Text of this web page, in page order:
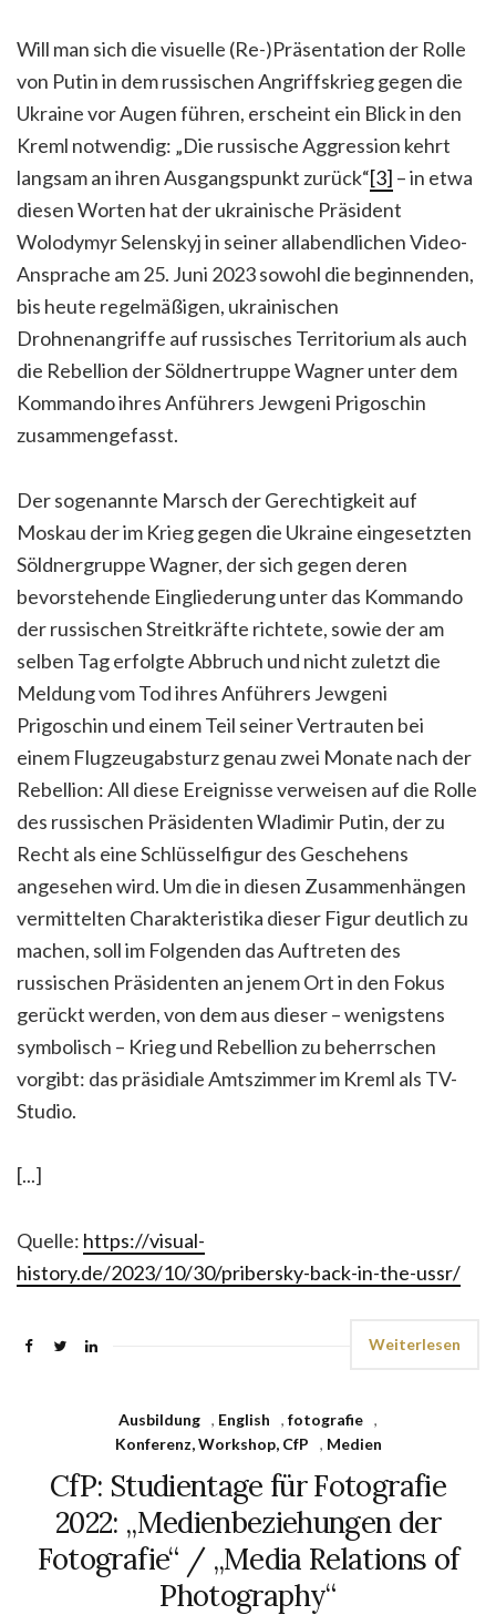
Will man sich die visuelle (Re-)Präsentation der Rolle
von Putin in dem russischen Angriffskrieg gegen die
Ukraine vor Augen führen, erscheint ein Blick in den
Kreml notwendig: „Die russische Aggression kehrt
langsam an ihren Ausgangspunkt zurück“[3] – in etwa
diesen Worten hat der ukrainische Präsident
Wolodymyr Selenskyj in seiner allabendlichen Video-
Ansprache am 25. Juni 2023 sowohl die beginnenden,
bis heute regelmäßigen, ukrainischen
Drohnenangriffe auf russisches Territorium als auch
die Rebellion der Söldnertruppe Wagner unter dem
Kommando ihres Anführers Jewgeni Prigoschin
zusammengefasst.
Der sogenannte Marsch der Gerechtigkeit auf
Moskau der im Krieg gegen die Ukraine eingesetzten
Söldnergruppe Wagner, der sich gegen deren
bevorstehende Eingliederung unter das Kommando
der russischen Streitkräfte richtete, sowie der am
selben Tag erfolgte Abbruch und nicht zuletzt die
Meldung vom Tod ihres Anführers Jewgeni
Prigoschin und einem Teil seiner Vertrauten bei
einem Flugzeugabsturz genau zwei Monate nach der
Rebellion: All diese Ereignisse verweisen auf die Rolle
des russischen Präsidenten Wladimir Putin, der zu
Recht als eine Schlüsselfigur des Geschehens
angesehen wird. Um die in diesen Zusammenhängen
vermittelten Charakteristika dieser Figur deutlich zu
machen, soll im Folgenden das Auftreten des
russischen Präsidenten an jenem Ort in den Fokus
gerückt werden, von dem aus dieser – wenigstens
symbolisch – Krieg und Rebellion zu beherrschen
vorgibt: das präsidiale Amtszimmer im Kreml als TV-
Studio.
[...]
Quelle: https://visual-
history.de/2023/10/30/pribersky-back-in-the-ussr/
Weiterlesen
Ausbildung , English , fotografie ,
Konferenz, Workshop, CfP
, Medien
CfP: Studientage für Fotografie
2022: „Medienbeziehungen der
Fotografie“ / „Media Relations of
Photography“